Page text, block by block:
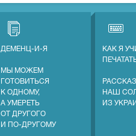
ДЕМЕНЦ-И-Я
МЫ МОЖЕМ
ГОТОВИТЬСЯ
К ОДНОМУ,
А УМЕРЕТЬ
ОТ ДРУГОГО
И ПО-ДРУГОМУ
КАК Я
НАШ
ИЗ